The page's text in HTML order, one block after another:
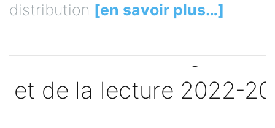
distribution [en savoir plus…]